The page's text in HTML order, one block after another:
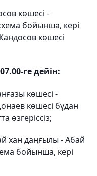
көшесі -
бойынша, кері
көшесі
ге дейін:
көшесі -
көшесі бұдан
өзгеріссіз;
хан даңғылы - Абай
бойынша, кері